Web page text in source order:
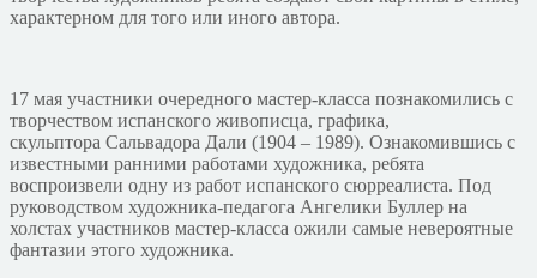
характерном для того или иного автора.
17 мая участники очередного мастер-класса познакомились с
творчеством испанского живописца, графика,
скульптора Сальвадора Дали (1904 – 1989). Ознакомившись с
известными ранними работами художника, ребята
воспроизвели одну из работ испанского сюрреалиста. Под
руководством художника-педагога Ангелики Буллер на
холстах участников мастер-класса ожили самые невероятные
фантазии этого художника.